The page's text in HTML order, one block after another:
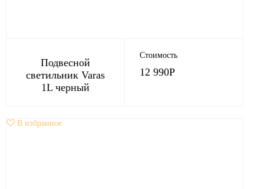
Подвесной
светильник Varas
1L черный
Стоимость
12 990Р
В избранное